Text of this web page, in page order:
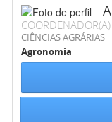
COORDENADOR(A)
CIÊNCIAS AGRÁRIAS
Agronomia